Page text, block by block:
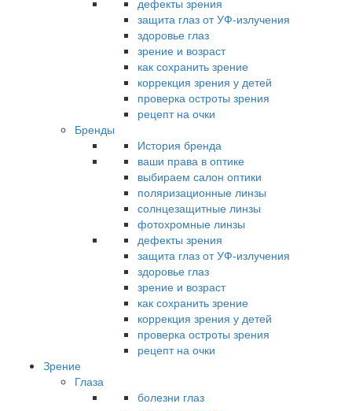
дефекты зрения
защита глаз от УФ-излучения
здоровье глаз
зрение и возраст
как сохранить зрение
коррекция зрения у детей
проверка остроты зрения
рецепт на очки
Бренды
История бренда
ваши права в оптике
выбираем салон оптики
поляризационные линзы
солнцезащитные линзы
фотохромные линзы
дефекты зрения
защита глаз от УФ-излучения
здоровье глаз
зрение и возраст
как сохранить зрение
коррекция зрения у детей
проверка остроты зрения
рецепт на очки
Зрение
Глаза
болезни глаз